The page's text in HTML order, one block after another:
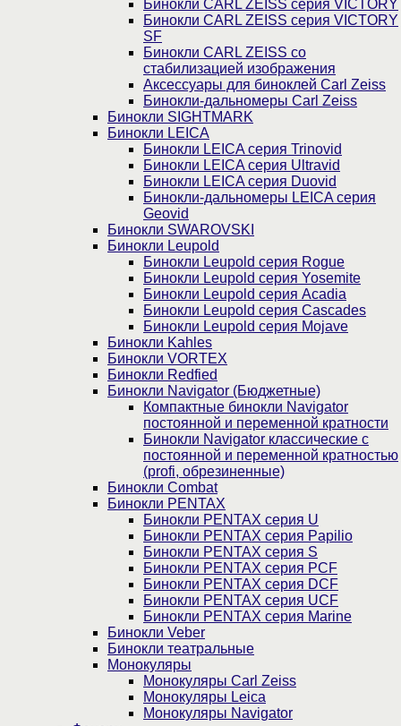
Бинокли CARL ZEISS серия VICTORY
Бинокли CARL ZEISS серия VICTORY
SF
Бинокли CARL ZEISS со
стабилизацией изображения
Аксессуары для биноклей Carl Zeiss
Бинокли-дальномеры Carl Zeiss
Бинокли SIGHTMARK
Бинокли LEICA
Бинокли LEICA серия Trinovid
Бинокли LEICA серия Ultravid
Бинокли LEICA серия Duovid
Бинокли-дальномеры LEICA серия
Geovid
Бинокли SWAROVSKI
Бинокли Leupold
Бинокли Leupold серия Rogue
Бинокли Leupold серия Yosemite
Бинокли Leupold серия Acadia
Бинокли Leupold серия Cascades
Бинокли Leupold серия Mojave
Бинокли Kahles
Бинокли VORTEX
Бинокли Redfied
Бинокли Navigator (Бюджетные)
Компактные бинокли Navigator
постоянной и переменной кратности
Бинокли Navigator классические с
постоянной и переменной кратностью
(profi, обрезиненные)
Бинокли Combat
Бинокли PENTAX
Бинокли PENTAX серия U
Бинокли PENTAX серия Papilio
Бинокли PENTAX серия S
Бинокли PENTAX серия PCF
Бинокли PENTAX серия DCF
Бинокли PENTAX серия UCF
Бинокли PENTAX серия Marine
Бинокли Veber
Бинокли театральные
Монокуляры
Монокуляры Carl Zeiss
Монокуляры Leica
Монокуляры Navigator